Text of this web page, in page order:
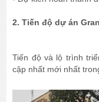
2. Tiến độ dự án
Tiến độ và lộ trình
cập nhất mới nhất